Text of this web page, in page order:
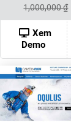
1,000,000₫
Xem
Demo